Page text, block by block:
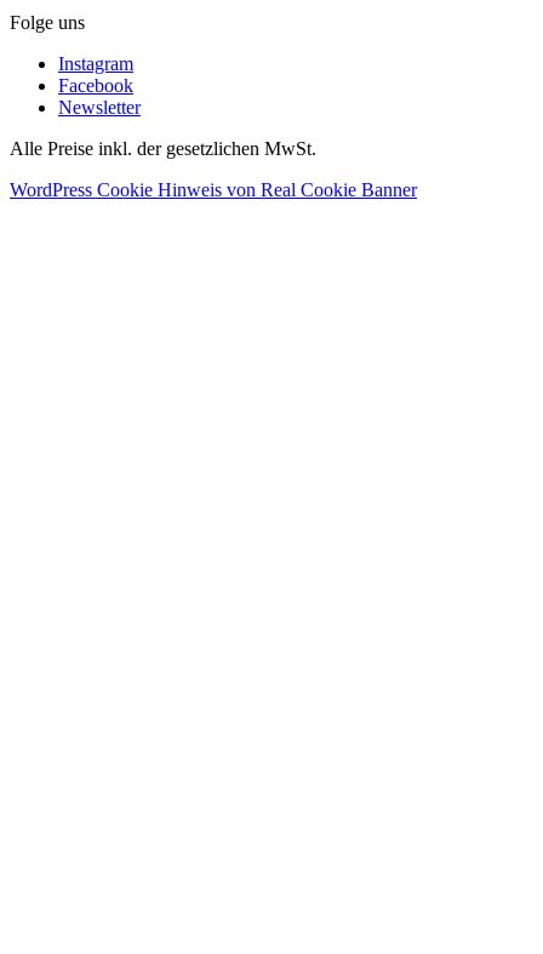
Folge uns
Instagram
Facebook
Newsletter
Alle Preise inkl. der gesetzlichen MwSt.
WordPress Cookie Hinweis von Real Cookie Banner